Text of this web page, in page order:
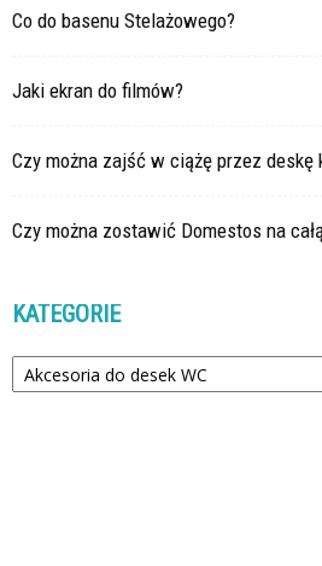
Co do basenu Stelażowego?
Jaki ekran do filmów?
Czy można zajść w ciążę przez deskę
Czy można zostawić Domestos na
KATEGORIE
Kategorie